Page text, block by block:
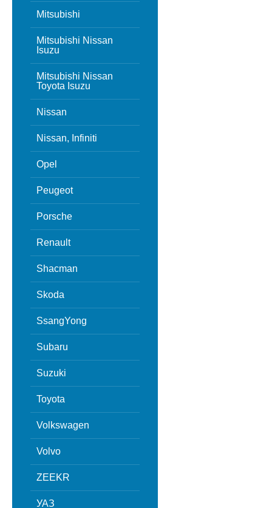
Mitsubishi
Mitsubishi Nissan
Isuzu
Mitsubishi Nissan
Toyota Isuzu
Nissan
Nissan, Infiniti
Opel
Peugeot
Porsche
Renault
Shacman
Skoda
SsangYong
Subaru
Suzuki
Toyota
Volkswagen
Volvo
ZEEKR
УАЗ